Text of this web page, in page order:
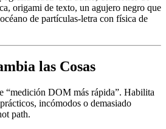
origami de texto, un agujero negro que
de partículas-letra con física de
las Cosas
“medición DOM más rápida”. Habilita
incómodos o demasiado
path.